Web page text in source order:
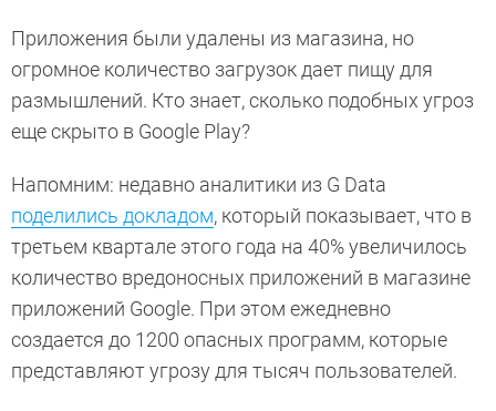
Приложения были удалены из магазина, но
огромное количество загрузок дает пищу для
размышлений. Кто знает, сколько подобных угроз
еще скрыто в Google Play?
Напомним: недавно аналитики из G Data
поделились докладом, который показывает, что в
третьем квартале этого года на 40% увеличилось
количество вредоносных приложений в магазине
приложений Google. При этом ежедневно
создается до 1200 опасных программ, которые
представляют угрозу для тысяч пользователей.